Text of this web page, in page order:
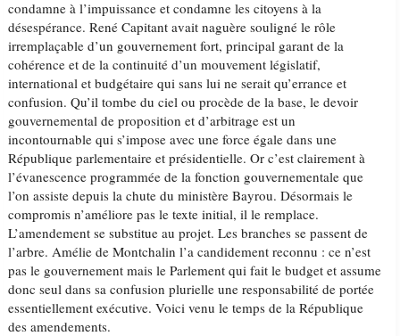
condamne à l’impuissance et condamne les citoyens à la
désespérance. René Capitant avait naguère souligné le rôle
irremplaçable d’un gouvernement fort, principal garant de la
cohérence et de la continuité d’un mouvement législatif,
international et budgétaire qui sans lui ne serait qu’errance et
confusion. Qu’il tombe du ciel ou procède de la base, le devoir
gouvernemental de proposition et d’arbitrage est un
incontournable qui s’impose avec une force égale dans une
République parlementaire et présidentielle. Or c’est clairement à
l’évanescence programmée de la fonction gouvernementale que
l’on assiste depuis la chute du ministère Bayrou. Désormais le
compromis n’améliore pas le texte initial, il le remplace.
L’amendement se substitue au projet. Les branches se passent de
l’arbre. Amélie de Montchalin l’a candidement reconnu : ce n’est
pas le gouvernement mais le Parlement qui fait le budget et assume
donc seul dans sa confusion plurielle une responsabilité de portée
essentiellement exécutive. Voici venu le temps de la République
des amendements.